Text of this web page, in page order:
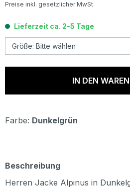
Preise inkl. gesetzlicher MwSt.
Lieferzeit ca. 2-5 Tage
IN DEN
Farbe: Dunkelgrün
Beschreibung
Herren Jacke Alpinus in